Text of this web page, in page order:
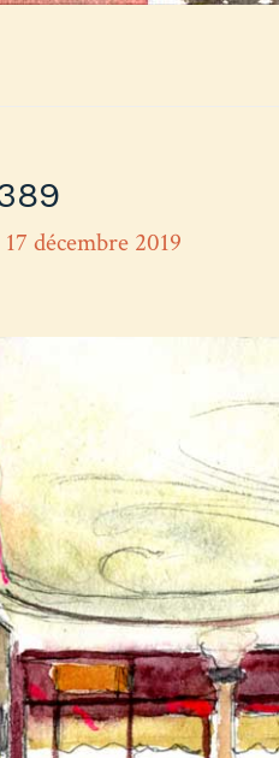
17 décembre 2019